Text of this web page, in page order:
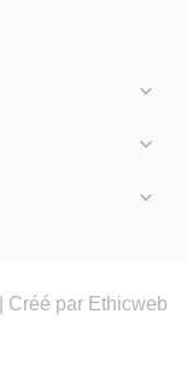



Créé par Ethicweb